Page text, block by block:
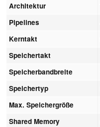
Architektur
Pipelines
Kerntakt
Speichertakt
Speicherbandbreite
Speichertyp
Max. Speichergröße
Shared Memory